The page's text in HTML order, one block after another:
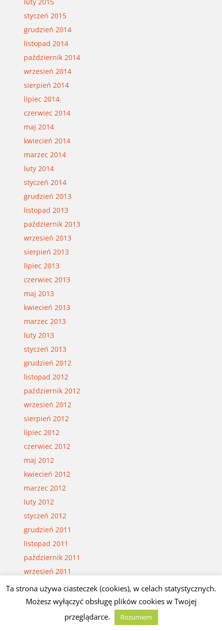
styczeń 2015
grudzień 2014
listopad 2014
październik 2014
wrzesień 2014
sierpień 2014
lipiec 2014
czerwiec 2014
maj 2014
kwiecień 2014
marzec 2014
luty 2014
styczeń 2014
grudzień 2013
listopad 2013
październik 2013
wrzesień 2013
sierpień 2013
lipiec 2013
czerwiec 2013
maj 2013
kwiecień 2013
marzec 2013
luty 2013
styczeń 2013
grudzień 2012
listopad 2012
październik 2012
wrzesień 2012
sierpień 2012
lipiec 2012
czerwiec 2012
maj 2012
kwiecień 2012
marzec 2012
luty 2012
styczeń 2012
grudzień 2011
listopad 2011
październik 2011
wrzesień 2011
sierpień 2011
lipiec 2011
Ta strona używa ciasteczek (cookies), w celach statystycznych.
Możesz wyłączyć obsługę plików cookies w Twojej
przeglądarce.
Rozumiem